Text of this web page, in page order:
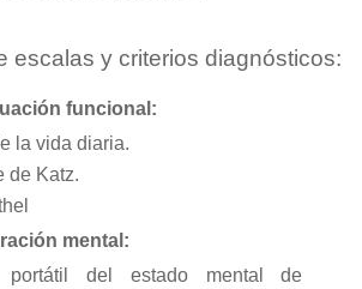
escalas y criterios diagnósticos:
funcional:
la vida diaria.
de Katz.
mental:
portátil del estado mental de